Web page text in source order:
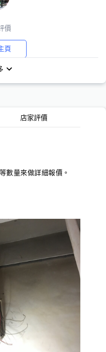
價
頁
店家評價